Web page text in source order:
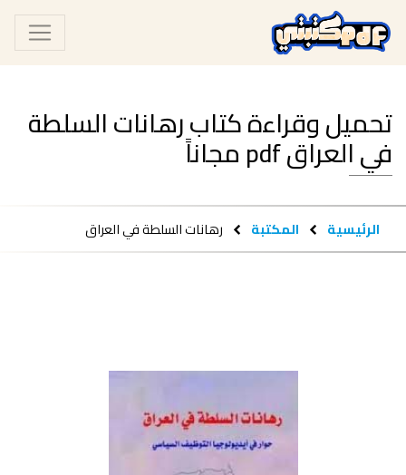
تحميل وقراءة كتاب رهانات السلطة
في العراق pdf مجاناً
الرئيسية المكتبة رهانات السلطة في العراق